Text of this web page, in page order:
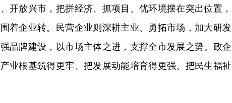
开放兴市，把拼经济、抓项目、优环境摆在突出位置，
着企业转。民营企业则深耕主业、勇拓市场，加大研发
品牌建设，以市场主体之进，支撑全市发展之势。政企
业根基筑得更牢、把发展动能培育得更强、把民生福祉